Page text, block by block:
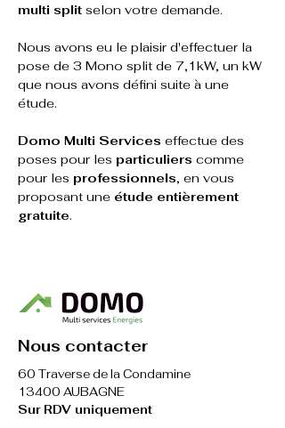
multi split selon votre demande.
Nous avons eu le plaisir d'effectuer la
pose de 3 Mono split de 7,1kW, un kW
que nous avons défini suite à une
étude.
Domo Multi Services effectue des
poses pour les particuliers comme
pour les professionnels, en vous
proposant une étude entièrement
gratuite.
Nous contacter
60 Traverse de la Condamine
13400 AUBAGNE
Sur RDV uniquement